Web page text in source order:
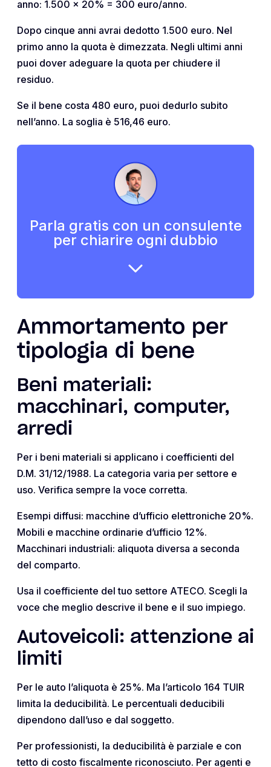
anno: 1.500 x 20% = 300 euro/anno.
Dopo cinque anni avrai dedotto 1.500 euro. Nel
primo anno la quota è dimezzata. Negli ultimi anni
puoi dover adeguare la quota per chiudere il
residuo.
Se il bene costa 480 euro, puoi dedurlo subito
nell’anno. La soglia è 516,46 euro.
Parla gratis con un consulente
per chiarire ogni dubbio
Ammortamento per
tipologia di bene
Beni materiali:
macchinari, computer,
arredi
Per i beni materiali si applicano i coefficienti del
D.M. 31/12/1988. La categoria varia per settore e
uso. Verifica sempre la voce corretta.
Esempi diffusi: macchine d’ufficio elettroniche 20%.
Mobili e macchine ordinarie d’ufficio 12%.
Macchinari industriali: aliquota diversa a seconda
del comparto.
Usa il coefficiente del tuo settore ATECO. Scegli la
voce che meglio descrive il bene e il suo impiego.
Autoveicoli: attenzione ai
limiti
Per le auto l’aliquota è 25%. Ma l’articolo 164 TUIR
limita la deducibilità. Le percentuali deducibili
dipendono dall’uso e dal soggetto.
Per professionisti, la deducibilità è parziale e con
tetto di costo fiscalmente riconosciuto. Per agenti e